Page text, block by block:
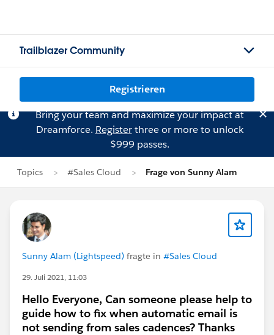
Trailblazer Community
Registrieren
Bring your team and maximize your impact at
Dreamforce. Registerthree or more to unlock
$999 passes.
Topics #Sales Cloud Frage von Sunny Alam
Sunny Alam (Lightspeed) fragte in #Sales Cloud
29. Juli 2021, 11:03
Hello Everyone, Can someone please help to
guide how to fix when automatic email is
not sending from sales cadences? Thanks